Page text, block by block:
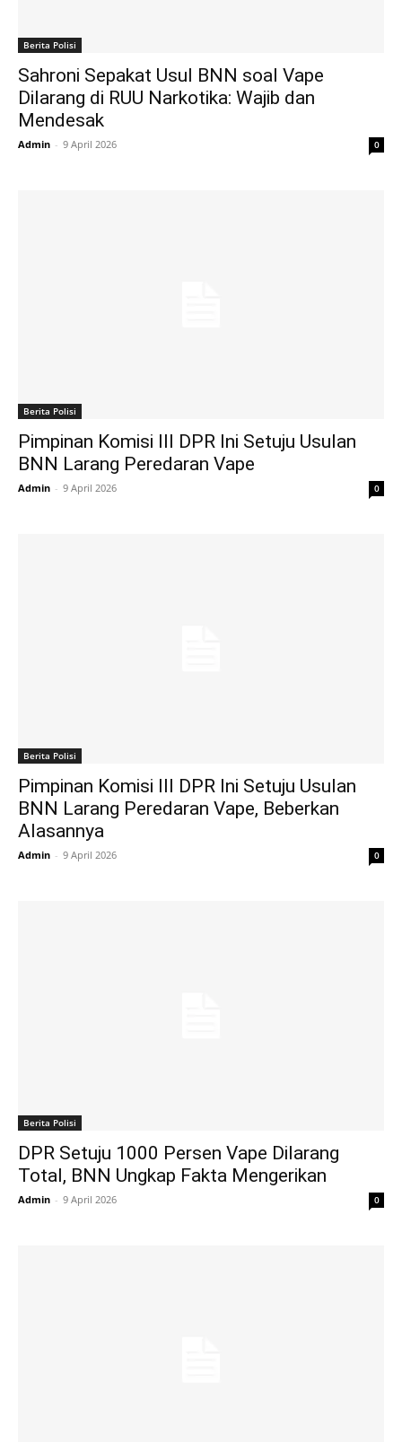
Berita Polisi
Sahroni Sepakat Usul BNN soal Vape
Dilarang di RUU Narkotika: Wajib dan
Mendesak
Admin - 9 April 2026 0
Berita Polisi
Pimpinan Komisi III DPR Ini Setuju Usulan
BNN Larang Peredaran Vape
Admin - 9 April 2026 0
Berita Polisi
Pimpinan Komisi III DPR Ini Setuju Usulan
BNN Larang Peredaran Vape, Beberkan
Alasannya
Admin - 9 April 2026 0
Berita Polisi
DPR Setuju 1000 Persen Vape Dilarang
Total, BNN Ungkap Fakta Mengerikan
Admin - 9 April 2026 0